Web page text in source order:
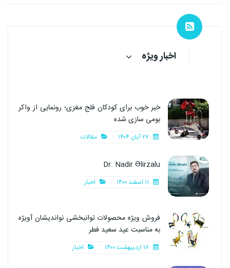
اخبار ویژه
خبر خوب برای کودکان فلج مغزی؛ رونمایی از واکر
بومی سازی شده
مقالات
Dr. Nadir Əlirzalu
اخبار
فروش ویژه محصولات توانبخشی نواندیشان آویژه
به مناسبت عید سعید فطر
اخبار